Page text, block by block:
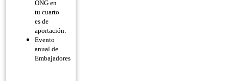
ONG en
tu cuarto
es de
aportación.
Evento
anual de
Embajadores